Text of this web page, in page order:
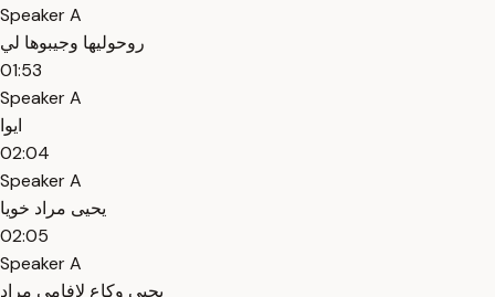
Speaker A
روحوليها وجيبوها لي
01:53
Speaker A
ايوا
02:04
Speaker A
يحيى مراد خويا
02:05
Speaker A
يحيى وكاع لافامي مراد